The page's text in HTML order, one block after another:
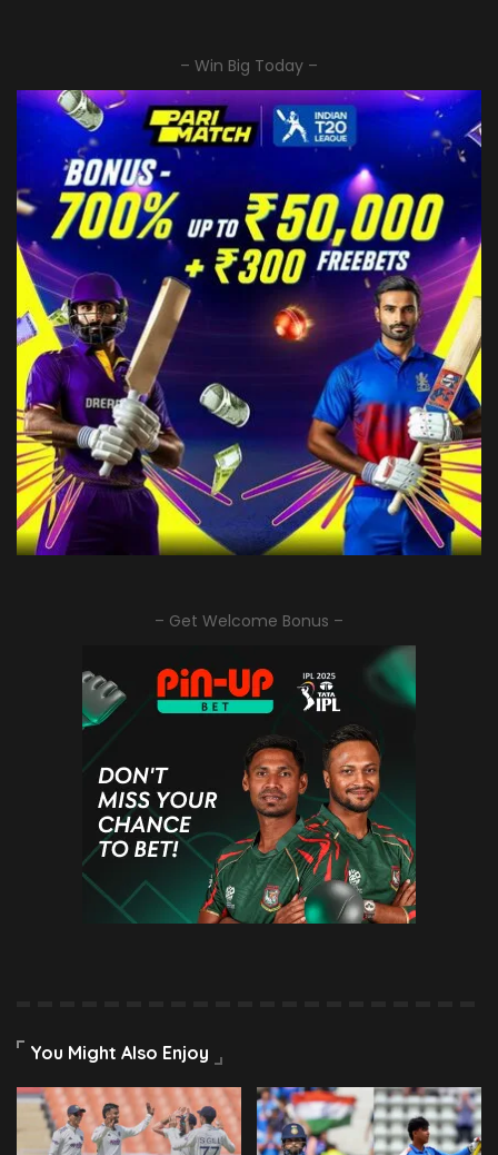
– Win Big Today –
– Get Welcome Bonus –
You Might Also Enjoy